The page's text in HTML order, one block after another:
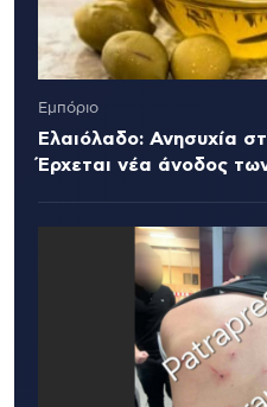
Εμπόριο
Ελαιόλαδο: Ανησυχία
Έρχεται νέα άνοδος